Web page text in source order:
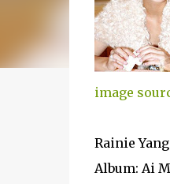
image
Rainie
Album: Ai